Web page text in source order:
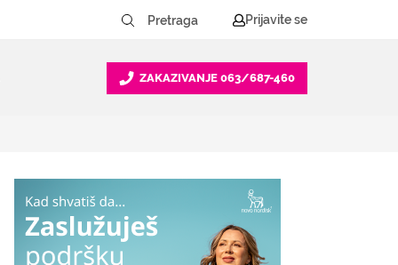
Prijavite se
ZAKAZIVANJE 063/687-460